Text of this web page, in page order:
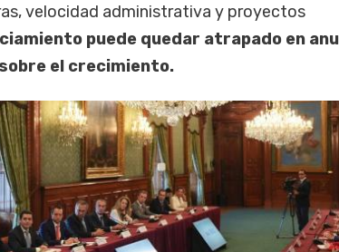
velocidad administrativa y proyectos
puede quedar atrapado en
el crecimiento.